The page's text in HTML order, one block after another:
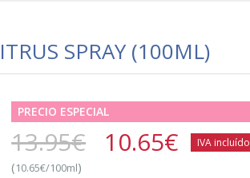
SPRAY (100ML)
PRECIO ESPECIAL
13.95€ 10.65€ IVA incluído
(10.65€/100ml)